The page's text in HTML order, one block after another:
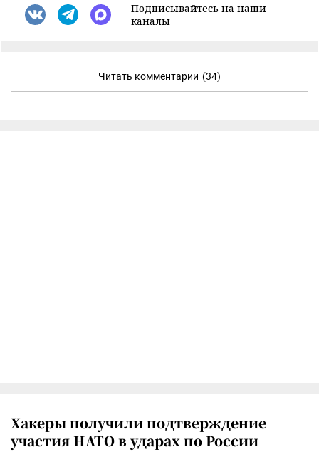
Подписывайтесь на наши
каналы
Читать комментарии (34)
Хакеры получили подтверждение
участия НАТО в ударах по России